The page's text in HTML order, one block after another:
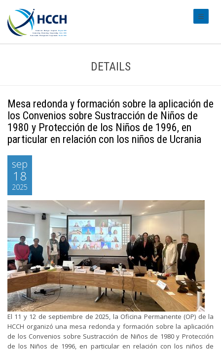
DETAILS
Mesa redonda y formación sobre la aplicación de
los Convenios sobre Sustracción de Niños de
1980 y Protección de los Niños de 1996, en
particular en relación con los niños de Ucrania
sep
18
2025
El 11 y 12 de septiembre de 2025, la Oficina Permanente (OP) de la
HCCH organizó una mesa redonda y formación sobre la aplicación
de los Convenios sobre Sustracción de Niños de 1980 y Protección
de los Niños de 1996, en particular en relación con los niños de